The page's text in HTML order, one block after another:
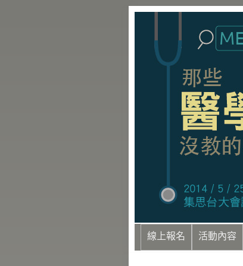
線上報名 活動內容